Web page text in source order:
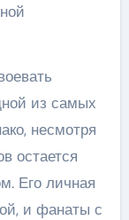
из самых
несмотря
остается
Его личная
и фанаты с